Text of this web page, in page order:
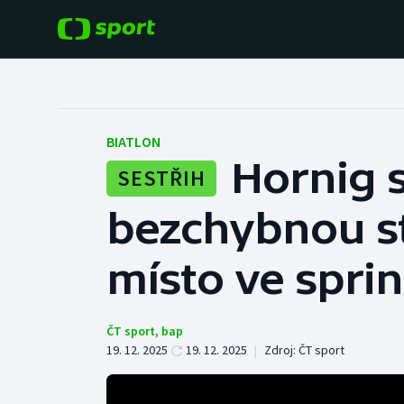
Hokej
Tenis
Baseball a softbal
Basketbal
Biatlon
BIATLON
SESTŘIH
Hornig
bezchybnou
místo ve
ČT sport, bap
19. 12. 2025
19. 12. 2025 | Zdroj: ČT sport